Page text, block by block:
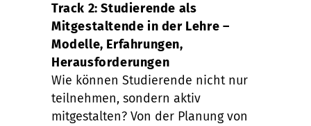
Track 2: Studierende als
Mitgestaltende in der Lehre –
Modelle, Erfahrungen,
Herausforderungen
Wie können Studierende nicht nur
teilnehmen, sondern aktiv
mitgestalten? Von der Planung von